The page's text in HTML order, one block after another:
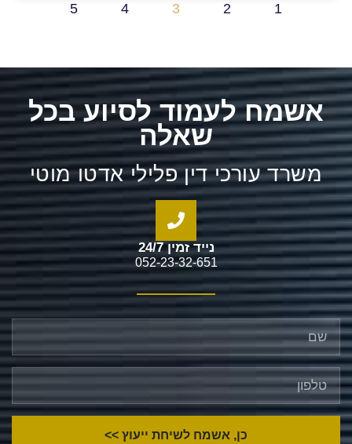
1
2
3
4
5
אשמח לעמוד לסיוע בכל
שאלה
משרד עורכי דין פלילי אדטו מוטי
נייד זמין 24/7
052-23-32-651
כן, אשמח לשיחת ייעוץ >>